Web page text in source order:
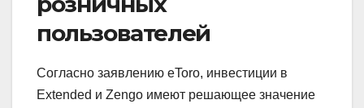
пользователей
Согласно заявлению eToro, инвестиции в
Extended и Zengo имеют решающее значение